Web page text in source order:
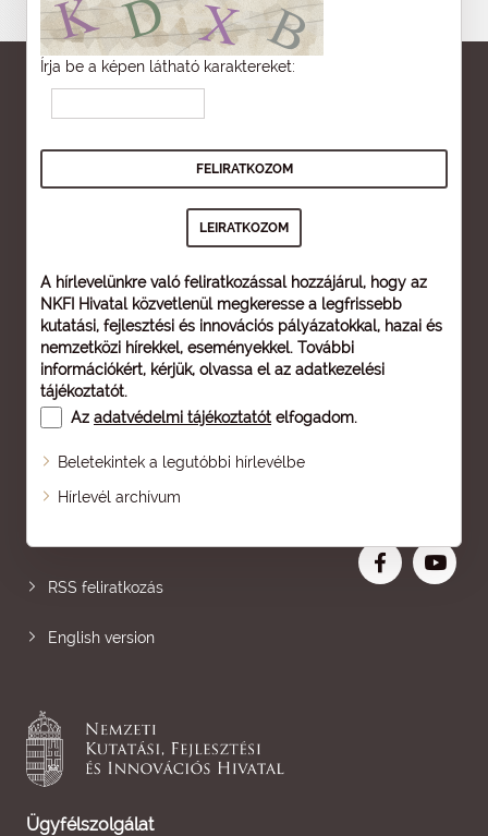
Írja be a képen látható karaktereket:
A hírlevelünkre való feliratkozással hozzájárul, hogy az
NKFI Hivatal közvetlenül megkeresse a legfrissebb
kutatási, fejlesztési és innovációs pályázatokkal, hazai és
nemzetközi hírekkel, eseményekkel. További
információkért, kérjük, olvassa el az adatkezelési
tájékoztatót.
Az adatvédelmi tájékoztatót elfogadom.
Beletekintek a legutóbbi hírlevélbe
Hírlevél archívum
Oldaltérkép
RSS feliratkozás
English version
Ügyfélszolgálat